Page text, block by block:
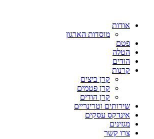
אודות
מוסדות הארגון
פטם
הטלה
הודים
קרנות
קרן ביצים
קרן פטמים
קרן הודים
שירותים וטרינריים
אינדקס עסקים
מגזינים
צרו קשר